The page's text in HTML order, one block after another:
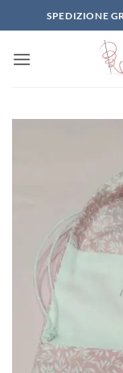
ai
SPEDIZIONE